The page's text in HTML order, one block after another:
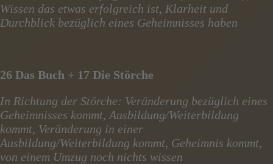
Wissen das etwas erfolgreich ist, Klarheit und
Durchblick bezüglich eines Geheimnisses haben
26 Das Buch + 17 Die Störche
In Richtung der Störche: Veränderung bezüglich eines
Geheimnisses kommt, Ausbildung/Weiterbildung
kommt, Veränderung in einer
Ausbildung/Weiterbildung kommt, Geheimnis kommt,
von einem Umzug noch nichts wissen